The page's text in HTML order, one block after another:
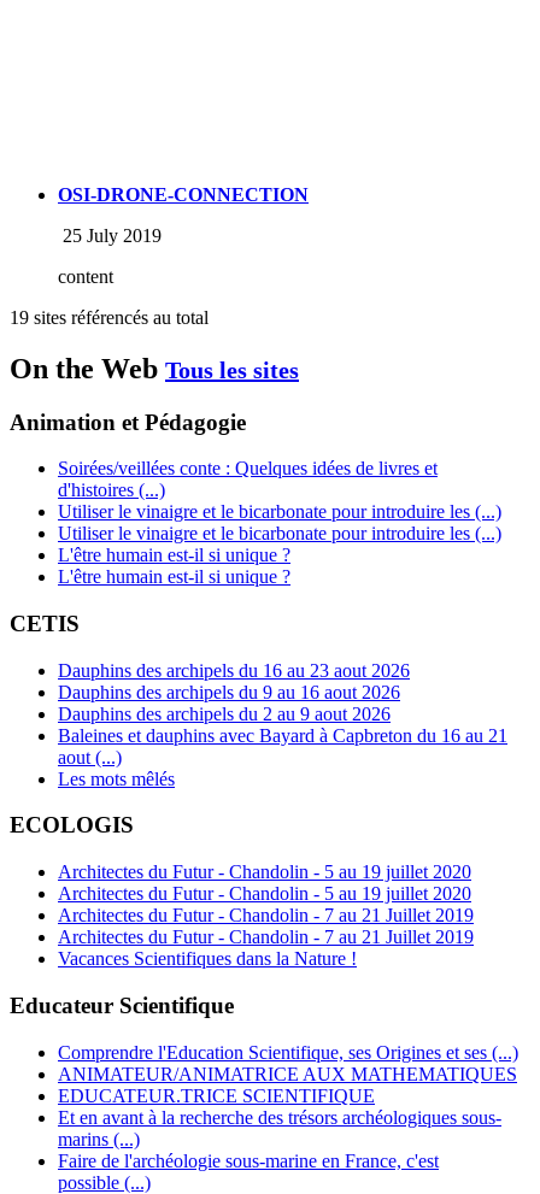
OSI-DRONE-CONNECTION
25 July 2019
content
19 sites référencés au total
On the Web Tous les sites
Animation et Pédagogie
Soirées/veillées conte : Quelques idées de livres et
d'histoires (...)
Utiliser le vinaigre et le bicarbonate pour introduire les (...)
Utiliser le vinaigre et le bicarbonate pour introduire les (...)
L'être humain est-il si unique ?
L'être humain est-il si unique ?
CETIS
Dauphins des archipels du 16 au 23 aout 2026
Dauphins des archipels du 9 au 16 aout 2026
Dauphins des archipels du 2 au 9 aout 2026
Baleines et dauphins avec Bayard à Capbreton du 16 au 21
aout (...)
Les mots mêlés
ECOLOGIS
Architectes du Futur - Chandolin - 5 au 19 juillet 2020
Architectes du Futur - Chandolin - 5 au 19 juillet 2020
Architectes du Futur - Chandolin - 7 au 21 Juillet 2019
Architectes du Futur - Chandolin - 7 au 21 Juillet 2019
Vacances Scientifiques dans la Nature !
Educateur Scientifique
Comprendre l'Education Scientifique, ses Origines et ses (...)
ANIMATEUR/ANIMATRICE AUX MATHEMATIQUES
EDUCATEUR.TRICE SCIENTIFIQUE
Et en avant à la recherche des trésors archéologiques sous-
marins (...)
Faire de l'archéologie sous-marine en France, c'est
possible (...)